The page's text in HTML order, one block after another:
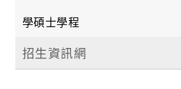
學碩士學程
招生資訊網